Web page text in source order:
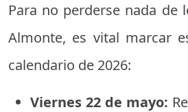
Para no perderse nada de
Almonte, es vital marcar
calendario de 2026:
Viernes 22 de mayo: